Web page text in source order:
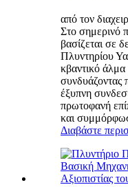
από τον
Στο σημερινό
βασίζεται σε
Πλυντηρίου
κβαντικό άλμα
συνδυάζοντας
έξυπνη
πρωτοφανή
και
Διαβάστε